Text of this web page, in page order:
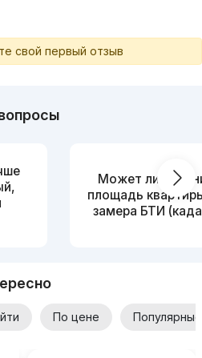
свой первый отзыв
Может ли
площадь
замера БТИ
По цене Популярные